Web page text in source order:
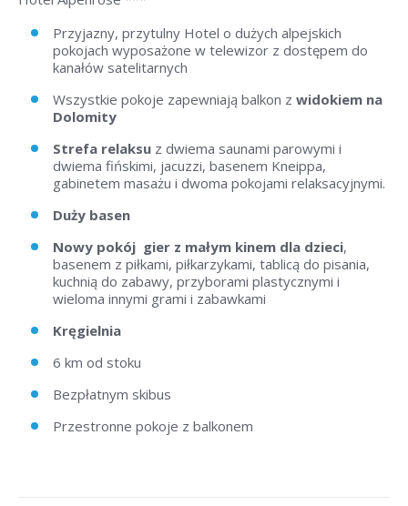
Przyjazny, przytulny Hotel o dużych alpejskich
pokojach wyposażone w telewizor z dostępem do
kanałów satelitarnych
Wszystkie pokoje zapewniają balkon z widokiem na
Dolomity
Strefa relaksu z dwiema saunami parowymi i
dwiema fińskimi, jacuzzi, basenem Kneippa,
gabinetem masażu i dwoma pokojami relaksacyjnymi.
Duży basen
Nowy pokój gier z małym kinem dla dzieci,
basenem z piłkami, piłkarzykami, tablicą do pisania,
kuchnią do zabawy, przyborami plastycznymi i
wieloma innymi grami i zabawkami
Kręgielnia
6 km od stoku
Bezpłatnym skibus
Przestronne pokoje z balkonem